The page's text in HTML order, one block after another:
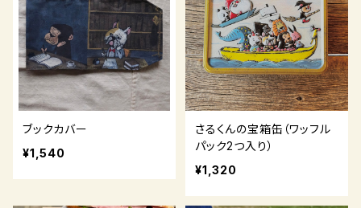
ブックカバー
¥1,540
さるくんの宝箱缶（ワッフル
パック2つ入り）
¥1,320